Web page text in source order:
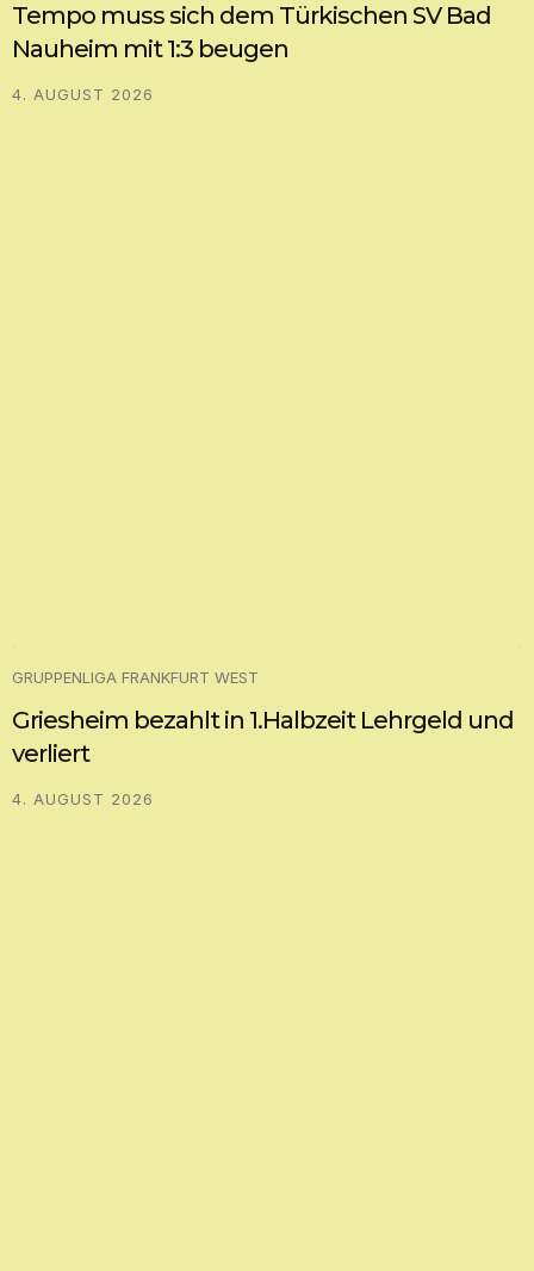
Tempo muss sich dem Türkischen SV Bad
Nauheim mit 1:3 beugen
4. AUGUST 2026
GRUPPENLIGA FRANKFURT WEST
Griesheim bezahlt in 1.Halbzeit Lehrgeld und
verliert
4. AUGUST 2026